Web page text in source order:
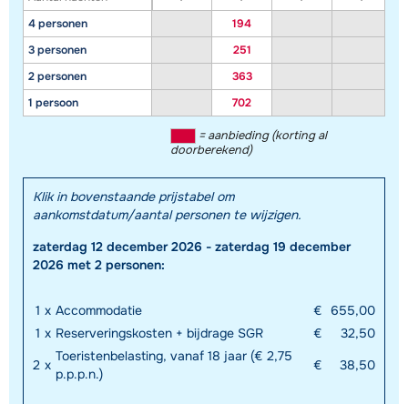
4 personen
3 personen
2 personen
1 persoon
194
251
363
702
= aanbieding (korting al
doorberekend)
Klik in bovenstaande prijstabel om
aankomstdatum/aantal personen te wijzigen.
zaterdag 12 december 2026 - zaterdag 19 december
2026 met 2 personen:
1 x Accommodatie € 655,00
1 x Reserveringskosten + bijdrage SGR €
32,50
2 x
Toeristenbelasting, vanaf 18 jaar (€ 2,75
p.p.p.n.)
€ 38,50